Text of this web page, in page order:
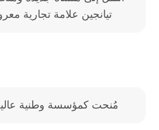
تيانجين علامة تجارية
مُنحت كمؤسسة وطنية عالية